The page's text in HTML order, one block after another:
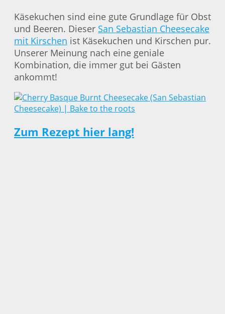
Käsekuchen sind eine gute Grundlage für Obst
und Beeren. Dieser San Sebastian Cheesecake
mit Kirschen ist Käsekuchen und Kirschen pur.
Unserer Meinung nach eine geniale
Kombination, die immer gut bei Gästen
ankommt!
Zum Rezept hier lang!